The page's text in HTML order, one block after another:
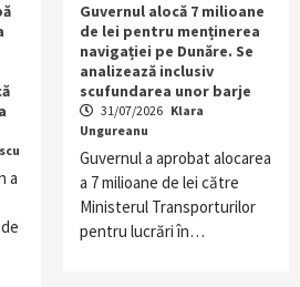
a
Guvernul alocă 7 milioane
de lei pentru menținerea
navigației pe Dunăre. Se
analizează inclusiv
scufundarea unor barje
31/07/2026 Klara
Ungureanu
Guvernul a aprobat alocarea
a 7 milioane de lei către
Ministerul Transporturilor
pentru lucrări în…